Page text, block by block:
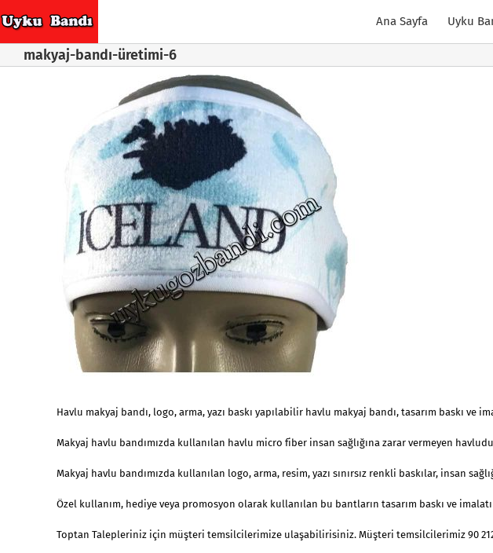
to
Ana Sayfa Uyku
makyaj-bandı-üretimi-6
Havlu makyaj bandı, logo, arma, yazı baskı yapılabilir havlu makyaj bandı, tasarım baskı ve
Makyaj havlu bandımızda kullanılan havlu micro fiber insan sağlığına zarar vermeyen
Makyaj havlu bandımızda kullanılan logo, arma, resim, yazı sınırsız renkli baskılar, insan
Özel kullanım, hediye veya promosyon olarak kullanılan bu bantların tasarım baskı ve
Toptan Talepleriniz için müşteri temsilcilerimize ulaşabilirisiniz. Müşteri temsilcilerimiz 90 212